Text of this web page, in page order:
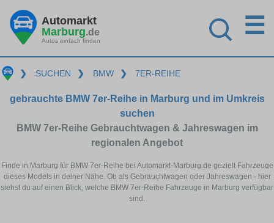
Automarkt
Marburg.de
Autos einfach finden
☰
❯ SUCHEN ❯ BMW ❯ 7ER-REIHE
gebrauchte BMW 7er-Reihe in Marburg und im Umkreis
suchen
BMW 7er-Reihe Gebrauchtwagen & Jahreswagen im
regionalen Angebot
Finde in Marburg für BMW 7er-Reihe bei Automarkt-Marburg.de gezielt Fahrzeuge
dieses Models in deiner Nähe. Ob als Gebrauchtwagen oder Jahreswagen - hier
siehst du auf einen Blick, welche BMW 7er-Reihe Fahrzeuge in Marburg verfügbar
sind.